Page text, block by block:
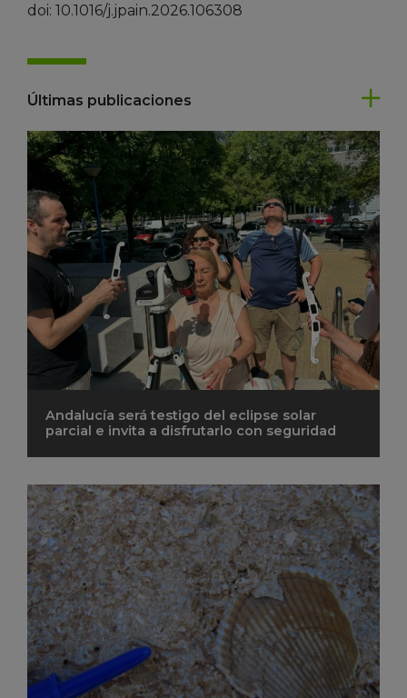
doi: 10.1016/j.jpain.2026.106308
Últimas publicaciones
Andalucía será testigo del eclipse solar
parcial e invita a disfrutarlo con seguridad